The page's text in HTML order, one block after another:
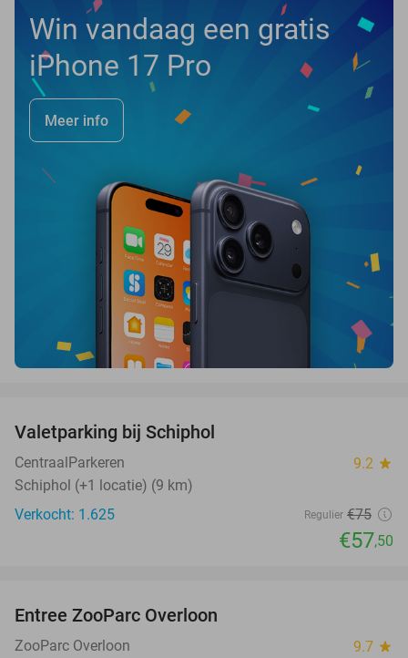
Win vandaag een gratis
iPhone 17 Pro
Meer info
Valetparking bij Schiphol
CentraalParkeren 9.2 star
Schiphol (+1 locatie) (9 km)
Verkocht: 1.625
Regulier €75
€57,50
TODAY
Entree ZooParc Overloon
ZooParc Overloon 9.7 star